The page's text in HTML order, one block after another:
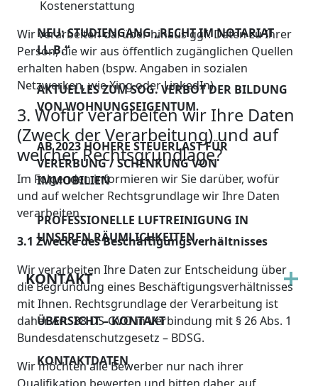
NEU: STUDIENGANG „RECHT IM NOTARIAT
LL.B.“
AKTUELLES ZUM SOG. VERBOT DER BILDUNG
VON WOHNUNGSEIGENTUM
AB 2023 HÖHERE STEUERLAST FÜR
VERERBUNG / SCHENKUNG VON
IMMOBILIEN
PROFESSIONELLE LUFTREINIGUNG IN
UNSEREN RÄUMLICHKEITEN
KONTAKT
ÜBERSICHT – KONTAKT
KONTAKTDATEN
Kostenerstattung
Wir verarbeiten darüber hinaus ggf. Daten zu Ihrer
Person, die wir aus öffentlich zugänglichen Quellen
erhalten haben (bspw. Angaben in sozialen
Netzwerken, wie Xing oder LinkedIn).
3. Wofür verarbeiten wir Ihre Daten
(Zweck der Verarbeitung) und auf
welcher Rechtsgrundlage?
Im Folgenden informieren wir Sie darüber, wofür
und auf welcher Rechtsgrundlage wir Ihre Daten
verarbeiten.
3.1 Zwecke des Beschäftigungsverhältnisses
Wir verarbeiten Ihre Daten zur Entscheidung über
die Begründung eines Beschäftigungsverhältnisses
mit Ihnen. Rechtsgrundlage der Verarbeitung ist
daher Art. 88 DS-GVO in Verbindung mit § 26 Abs. 1
Bundesdatenschutzgesetz – BDSG.
Wir möchten alle Bewerber nur nach ihrer